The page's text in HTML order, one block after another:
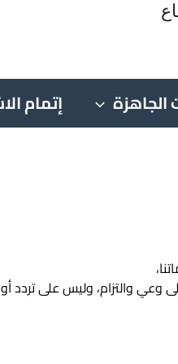
الجاهزة إتمام
والتزام، وليس على تردد أو